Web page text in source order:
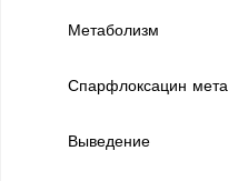
Метаболизм
Спарфлоксацин
Выведение